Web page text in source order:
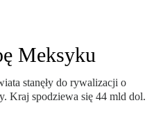
Meksyku
stanęły do rywalizacji o
Kraj spodziewa się 44 mld dol.